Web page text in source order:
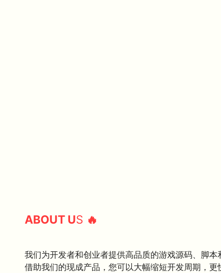
ABOUT US 🔥
我们为开发者和创业者提供高品质的游戏源码、脚
借助我们的现成产品，您可以大幅缩短开发周期，